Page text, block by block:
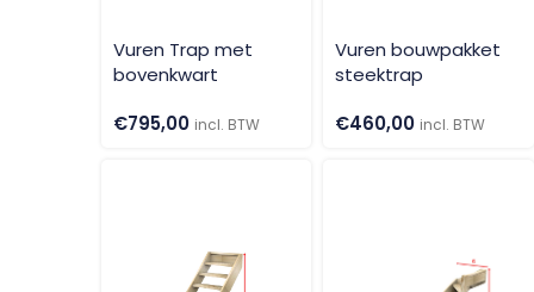
Vuren Trap met
bovenkwart
€795,00 incl. BTW
Vuren bouwpakket
steektrap
€460,00 incl. BTW